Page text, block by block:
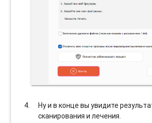
Ну и в конце вы увидите
сканирования и лечения.